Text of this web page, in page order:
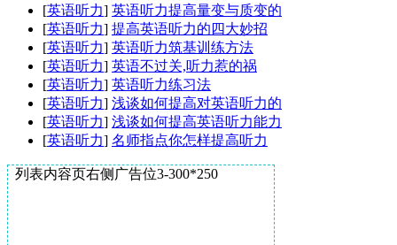
[英语听力] 英语听力提高量变与质变的
[英语听力] 提高英语听力的四大妙招
[英语听力] 英语听力筑基训练方法
[英语听力] 英语不过关,听力惹的祸
[英语听力] 英语听力练习法
[英语听力] 浅谈如何提高对英语听力的
[英语听力] 浅谈如何提高英语听力能力
[英语听力] 名师指点你怎样提高听力
列表内容页右侧广告位3-300*250